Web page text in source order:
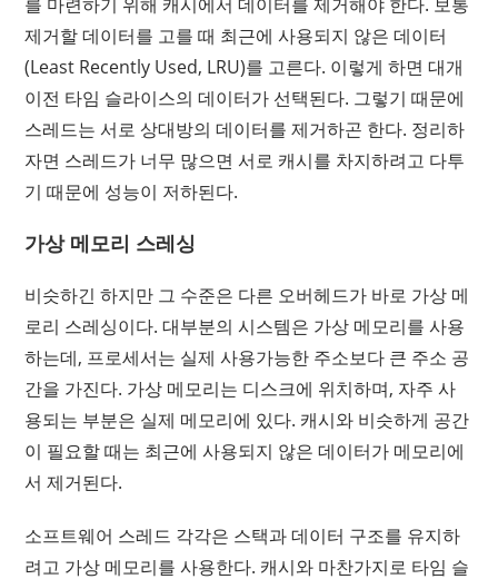
제거할 데이터를 고를 때 최근에 사용되지 않은 데이터
(Least Recently Used, LRU)를 고른다. 이렇게 하면 대개
이전 타임 슬라이스의 데이터가 선택된다. 그렇기 때문에
스레드는 서로 상대방의 데이터를 제거하곤 한다. 정리하
자면 스레드가 너무 많으면 서로 캐시를 차지하려고 다투
기 때문에 성능이 저하된다.
가상 메모리 스레싱
비슷하긴 하지만 그 수준은 다른 오버헤드가 바로 가상 메
로리 스레싱이다. 대부분의 시스템은 가상 메모리를 사용
하는데, 프로세서는 실제 사용가능한 주소보다 큰 주소 공
간을 가진다. 가상 메모리는 디스크에 위치하며, 자주 사
용되는 부분은 실제 메모리에 있다. 캐시와 비슷하게 공간
이 필요할 때는 최근에 사용되지 않은 데이터가 메모리에
서 제거된다.
소프트웨어 스레드 각각은 스택과 데이터 구조를 유지하
려고 가상 메모리를 사용한다. 캐시와 마찬가지로 타임 슬